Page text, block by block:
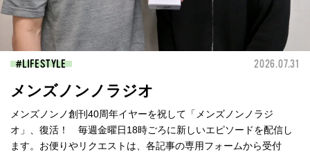
LIFESTYLE 2026.07.31
メンズノンノラジオ
メンズノンノ創刊40周年イヤーを祝して「メンズノンノラジ
オ」、復活！ 毎週金曜日18時ごろに新しいエピソードを配信し
ます。お便りやリクエストは、各記事の専用フォームから受付